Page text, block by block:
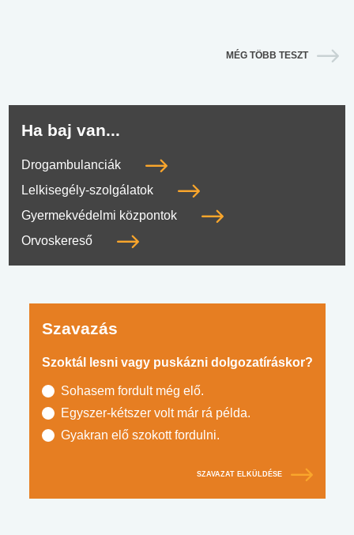
MÉG TÖBB TESZT
Ha baj van...
Drogambulanciák
Lelkisegély-szolgálatok
Gyermekvédelmi központok
Orvoskereső
Szavazás
Szoktál lesni vagy puskázni dolgozatíráskor?
Sohasem fordult még elő.
Egyszer-kétszer volt már rá példa.
Gyakran elő szokott fordulni.
SZAVAZAT ELKÜLDÉSE